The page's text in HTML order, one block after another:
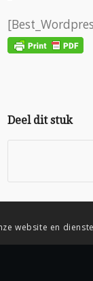
Deel dit stuk
website en